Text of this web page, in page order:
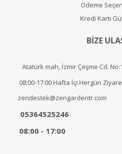
Ödeme
Kredi Kartı
BİZE
Atatürk mah, İzmir Çeşme Cd.
08:00-17:00 Hafta İçi Hergün
zendestek@zengardentr.com
05364525246
08:00 - 17:00